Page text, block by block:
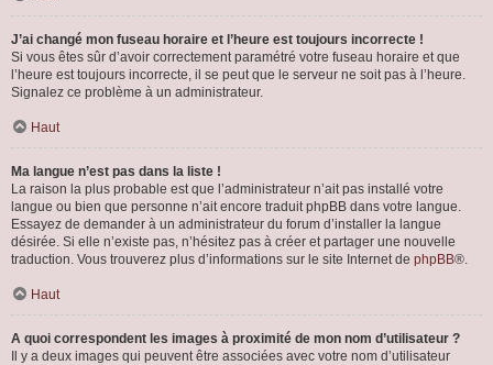
J’ai changé mon fuseau horaire et l’heure est toujours incorrecte !
Si vous êtes sûr d’avoir correctement paramétré votre fuseau horaire et que
l’heure est toujours incorrecte, il se peut que le serveur ne soit pas à l’heure.
Signalez ce problème à un administrateur.
Haut
Ma langue n’est pas dans la liste !
La raison la plus probable est que l’administrateur n’ait pas installé votre
langue ou bien que personne n’ait encore traduit phpBB dans votre langue.
Essayez de demander à un administrateur du forum d’installer la langue
désirée. Si elle n’existe pas, n’hésitez pas à créer et partager une nouvelle
traduction. Vous trouverez plus d’informations sur le site Internet de phpBB®.
Haut
A quoi correspondent les images à proximité de mon nom d’utilisateur ?
Il y a deux images qui peuvent être associées avec votre nom d’utilisateur